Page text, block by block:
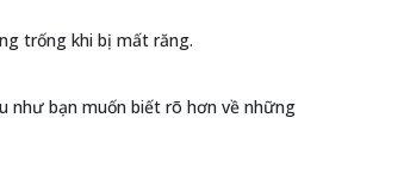
trống khi bị mất răng.
như bạn muốn biết rõ hơn về những